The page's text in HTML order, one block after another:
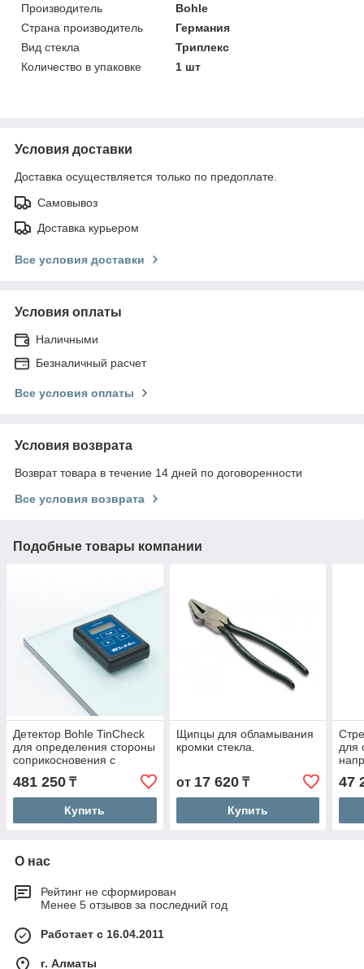
Производитель
Bohle
Страна производитель
Германия
Вид стекла
Триплекс
Количество в упаковке
1 шт
Условия доставки
Доставка осуществляется только по предоплате.
Самовывоз
Доставка курьером
Все условия доставки
Условия оплаты
Наличными
Безналичный расчет
Все условия оплаты
Условия возврата
Возврат товара в течение 14 дней по договоренности
Все условия возврата
Подобные товары компании
Детектор Bohle TinCheck
для определения стороны
соприкосновения с
481 250 ₸
Купить
Щипцы для обламывания
кромки стекла.
от 17 620₸
Купить
для
47
О нас
Рейтинг не сформирован
Менее 5 отзывов за последний год
Работает с 16.04.2011
г. Алматы